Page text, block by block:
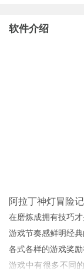
软件介绍
阿拉丁神灯冒险
在磨炼成拥有技巧才
游戏节奏感鲜明经典
各式各样的游戏奖
游戏中有很多不同